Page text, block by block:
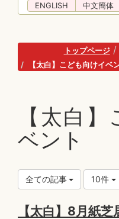
ENGLISH
中文簡体
トップページ
【太白】こども向けイベ
【太白
ベント
全ての記事 10件
【太白】8月紙